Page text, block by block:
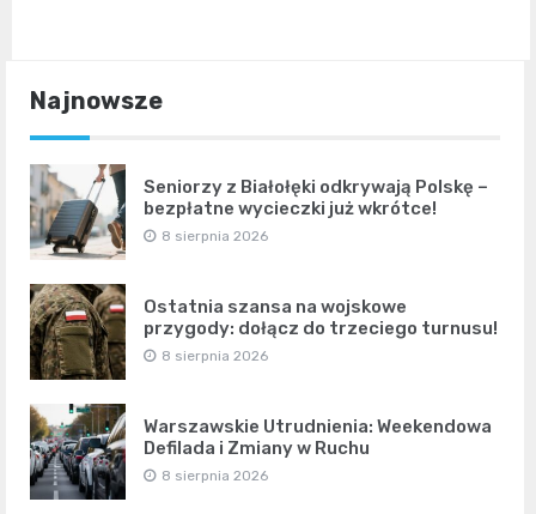
Najnowsze
Seniorzy z Białołęki odkrywają Polskę –
bezpłatne wycieczki już wkrótce!
8 sierpnia 2026
Ostatnia szansa na wojskowe
przygody: dołącz do trzeciego turnusu!
8 sierpnia 2026
Warszawskie Utrudnienia: Weekendowa
Defilada i Zmiany w Ruchu
8 sierpnia 2026